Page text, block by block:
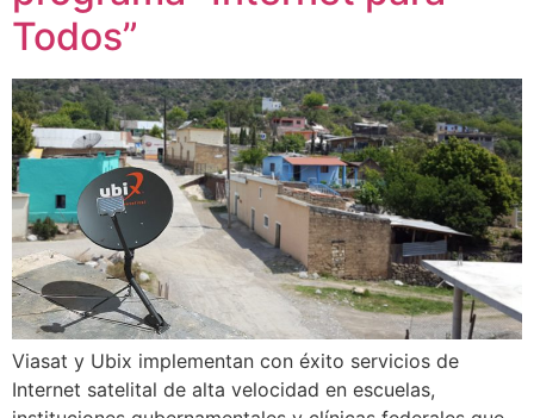
Todos”
Viasat y Ubix implementan con éxito servicios de
Internet satelital de alta velocidad en escuelas,